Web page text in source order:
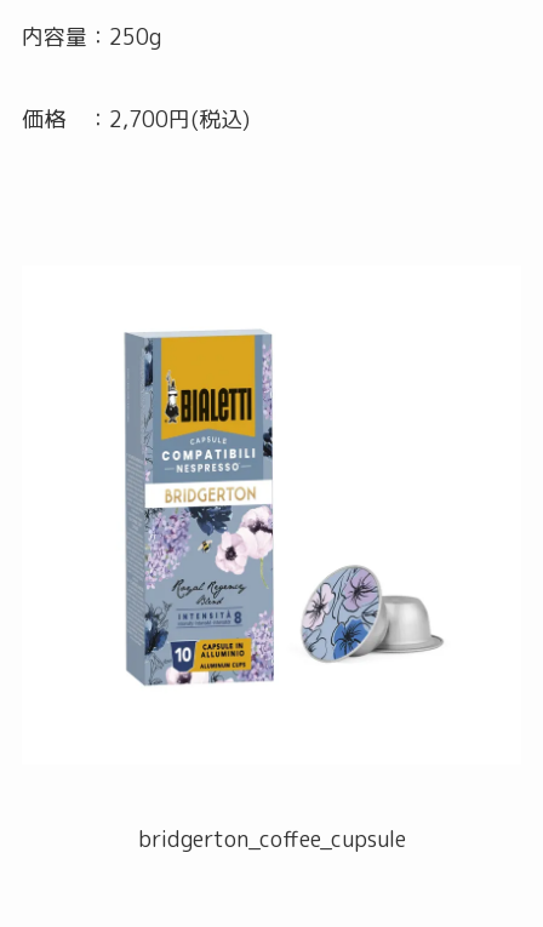
内容量：250g
価格 ：2,700円(税込)
bridgerton_coffee_cupsule